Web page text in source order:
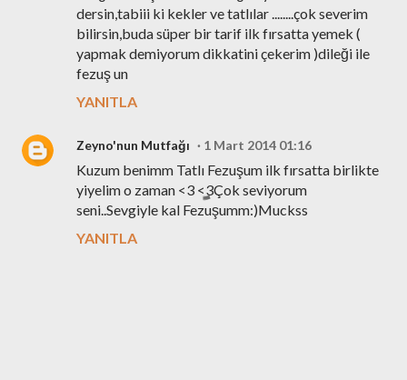
dersin,tabiii ki kekler ve tatlılar ........çok severim
bilirsin,buda süper bir tarif ilk fırsatta yemek (
yapmak demiyorum dikkatini çekerim )dileği ile
fezuş un
YANITLA
Zeyno'nun Mutfağı 1 Mart 2014 01:16
Kuzum benimm Tatlı Fezuşum ilk fırsatta birlikte
yiyelim o zaman <3 <3Çok seviyorum
seni..Sevgiyle kal Fezuşumm:)Muckss
YANITLA